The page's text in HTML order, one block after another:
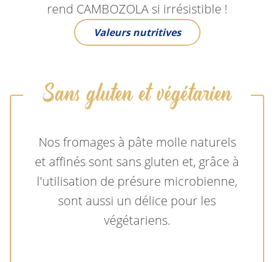
rend CAMBOZOLA si irrésistible !
Valeurs nutritives
Sans gluten et végétarien
Nos fromages à pâte molle naturels
et affinés sont sans gluten et, grâce à
l'utilisation de présure microbienne,
sont aussi un délice pour les
végétariens.